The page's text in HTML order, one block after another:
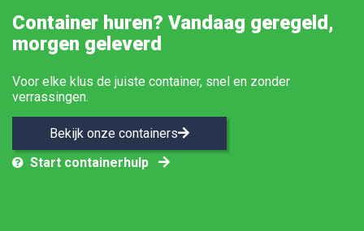
Container huren? Vandaag geregeld,
morgen geleverd
Voor elke klus de juiste container, snel en zonder
verrassingen.
Bekijk onze containers
Start containerhulp